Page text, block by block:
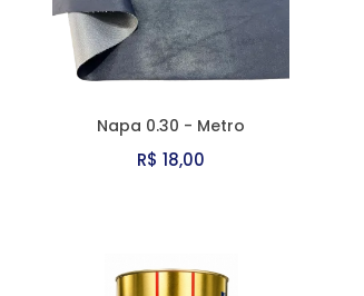
Napa 0.30 - Metro
R$ 18,00